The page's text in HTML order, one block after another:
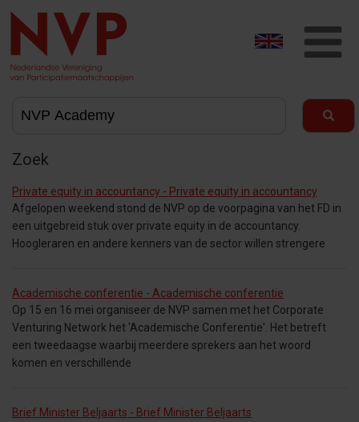
Zoek
Private equity in accountancy - Private equity in accountancy
Afgelopen weekend stond de NVP op de voorpagina van het FD in
een uitgebreid stuk over private equity in de accountancy.
Hoogleraren en andere kenners van de sector willen strengere
Academische conferentie - Academische conferentie
Op 15 en 16 mei organiseer de NVP samen met het Corporate
Venturing Network het 'Academische Conferentie'. Het betreft
een tweedaagse waarbij meerdere sprekers aan het woord
komen en verschillende
Brief Minister Beljaarts - Brief Minister Beljaarts